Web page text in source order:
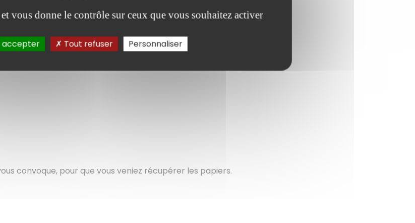
(Porte 7)
convoque, pour que vous veniez récupérer les papiers.
vous donne le contrôle sur ceux que vous souhaitez activer
accepter Tout refuser Personnaliser